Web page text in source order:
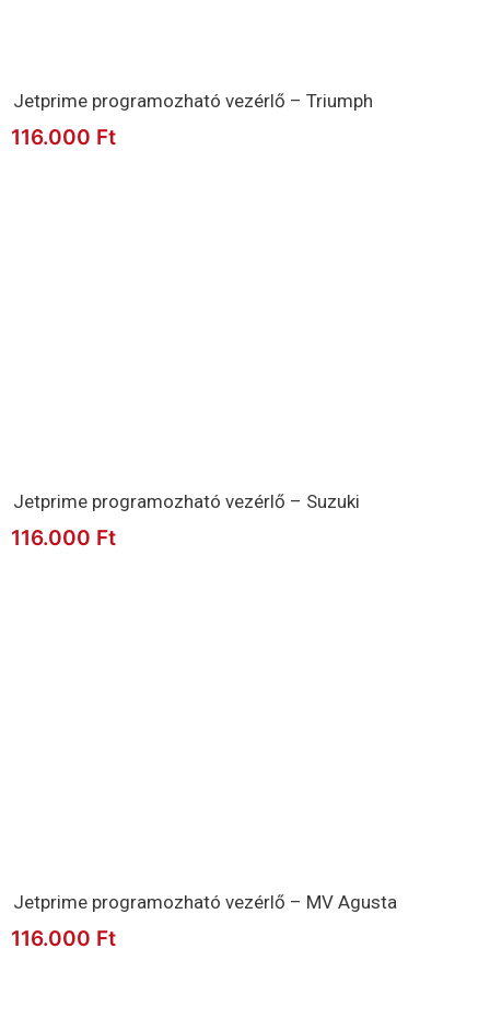
Jetprime programozható vezérlő – Triumph
116.000 Ft
Jetprime programozható vezérlő – Suzuki
116.000 Ft
Jetprime programozható vezérlő – MV Agusta
116.000 Ft